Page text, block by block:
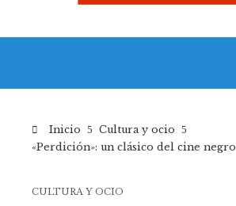
Inicio
Cultura y ocio
«Perdición»: un clásico del cine negro
CULTURA Y OCIO